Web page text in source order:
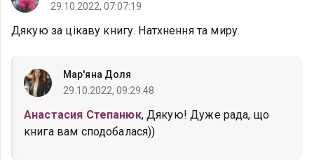
29.10.2022, 07:07:19
Дякую за цікаву книгу. Натхнення та миру.
Мар'яна Доля
29.10.2022, 09:29:48
Анастасия Степанюк, Дякую! Дуже рада, що
книга вам сподобалася))